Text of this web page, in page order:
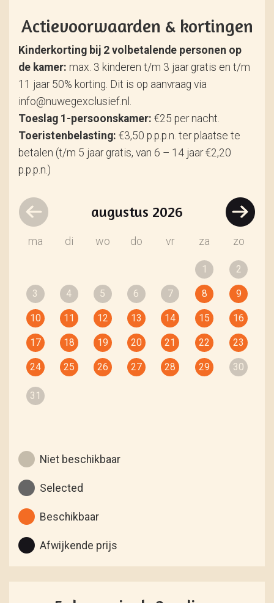
Actievoorwaarden & kortingen
Kinderkorting bij 2 volbetalende personen op
de kamer: max. 3 kinderen t/m 3 jaar gratis en t/m
11 jaar 50% korting. Dit is op aanvraag via
info@nuwegexclusief.nl.
Toeslag 1-persoonskamer: €25 per nacht.
Toeristenbelasting: €3,50 p.p.p.n. ter plaatse te
betalen (t/m 5 jaar gratis, van 6 – 14 jaar €2,20
p.p.p.n.)
augustus 2026
ma di wo do vr za zo
1 2
3 4 5 6 7 8 9
10 11 12 13 14 15 16
17 18 19 20 21 22 23
24 25 26 27 28 29 30
31
Niet beschikbaar
Selected
Beschikbaar
Afwijkende prijs